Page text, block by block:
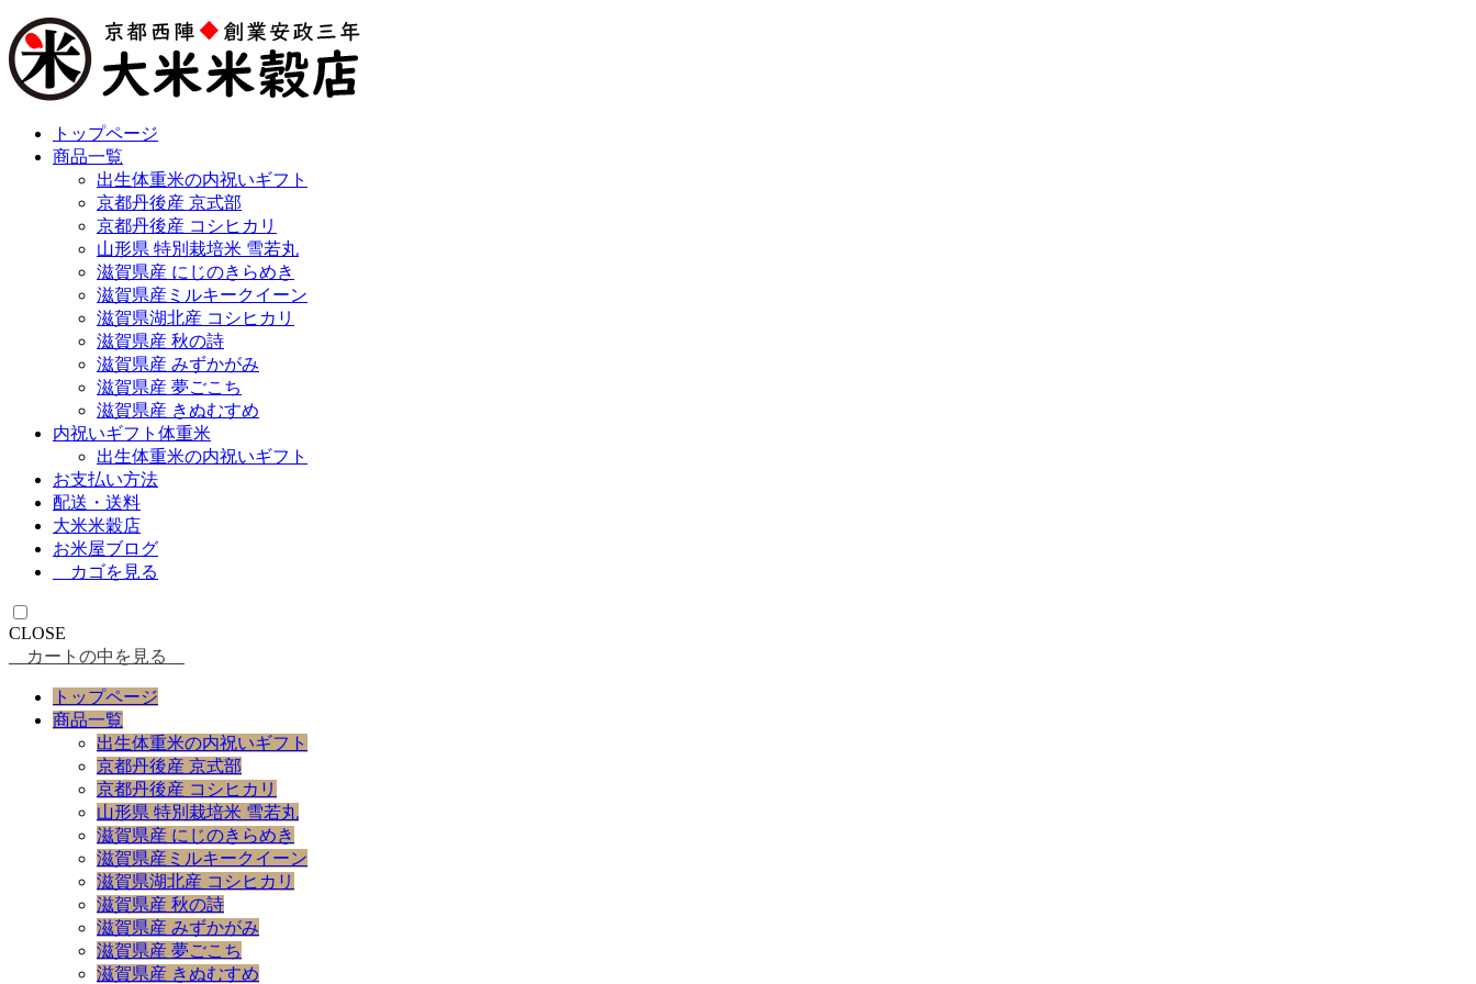
トップページ
商品一覧
出生体重米の内祝いギフト
京都丹後産 京式部
京都丹後産 コシヒカリ
山形県 特別栽培米 雪若丸
滋賀県産 にじのきらめき
滋賀県産ミルキークイーン
滋賀県湖北産 コシヒカリ
滋賀県産 秋の詩
滋賀県産 みずかがみ
滋賀県産 夢ごこち
滋賀県産 きぬむすめ
内祝いギフト体重米
出生体重米の内祝いギフト
お支払い方法
配送・送料
大米米穀店
お米屋ブログ
カゴを見る
CLOSE
カートの中を見る
トップページ
商品一覧
出生体重米の内祝いギフト
京都丹後産 京式部
京都丹後産 コシヒカリ
山形県 特別栽培米 雪若丸
滋賀県産 にじのきらめき
滋賀県産ミルキークイーン
滋賀県湖北産 コシヒカリ
滋賀県産 秋の詩
滋賀県産 みずかがみ
滋賀県産 夢ごこち
滋賀県産 きぬむすめ